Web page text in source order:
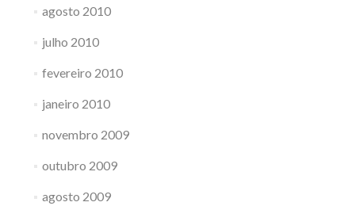
agosto 2010
julho 2010
fevereiro 2010
janeiro 2010
novembro 2009
outubro 2009
agosto 2009